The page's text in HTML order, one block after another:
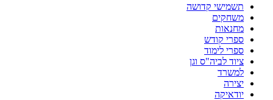
תשמישי קדושה
משחקים
מחנאות
ספרי קודש
ספרי לימוד
ציוד לביה"ס וגן
למשרד
יצירה
יודאיקה